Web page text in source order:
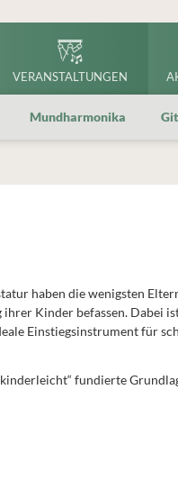
VERANSTALTUNGEN
Mundharmonika
haben die wenigsten
Kinder befassen. Dabei
Einstiegsinstrument für
fundierte